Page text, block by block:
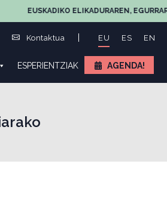
ELIKADURAREN, EGURRAREN
Kontaktua EU ES EN
ESPERIENTZIAK AGENDA!